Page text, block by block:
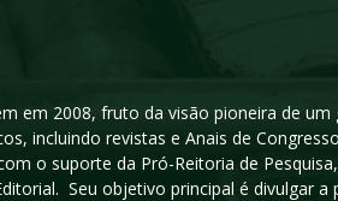
em 2008, fruto da visão pioneira de um
incluindo revistas e Anais de
o suporte da Pró-Reitoria de
Seu objetivo principal é divulgar a